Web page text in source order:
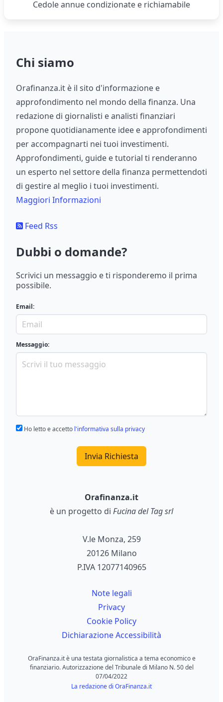
Cedole annue condizionate e richiamabile
Chi siamo
Orafinanza.it è il sito d'informazione e
approfondimento nel mondo della finanza. Una
redazione di giornalisti e analisti finanziari
propone quotidianamente idee e approfondimenti
per accompagnarti nei tuoi investimenti.
Approfondimenti, guide e tutorial ti renderanno
un esperto nel settore della finanza permettendoti
di gestire al meglio i tuoi investimenti.
Maggiori Informazioni
Feed Rss
Dubbi o domande?
Scrivici un messaggio e ti risponderemo il prima
possibile.
Email:
Messaggio:
Ho letto e accetto l'informativa sulla privacy
Invia Richiesta
Orafinanza.it
è un progetto di Fucina del Tag srl
V.le Monza, 259
20126 Milano
P.IVA 12077140965
Note legali
Privacy
Cookie Policy
Dichiarazione Accessibilità
OraFinanza.it è una testata giornalistica a tema economico e
finanziario. Autorizzazione del Tribunale di Milano N. 50 del
07/04/2022
La redazione di OraFinanza.it